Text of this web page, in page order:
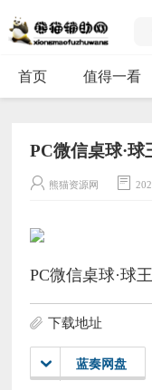
首页 值得一看
PC微信桌球·
熊猫资源网
PC微信桌球·球
下载地址
蓝奏网盘